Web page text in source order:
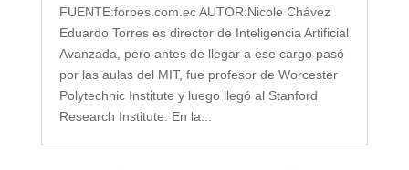
FUENTE:forbes.com.ec AUTOR:Nicole Chávez
Eduardo Torres es director de Inteligencia Artificial
Avanzada, pero antes de llegar a ese cargo pasó
por las aulas del MIT, fue profesor de Worcester
Polytechnic Institute y luego llegó al Stanford
Research Institute. En la...